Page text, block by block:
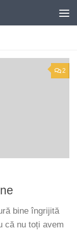
2
bine îngrijită
că nu toți avem